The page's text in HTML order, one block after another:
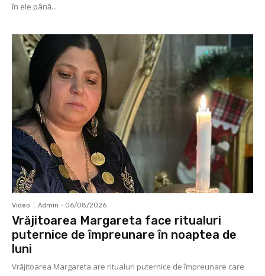
în ele până...
Video Admin - 06/08/2026
Vrăjitoarea Margareta face ritualuri
puternice de împreunare în noaptea de
luni
Vrăjitoarea Margareta are ritualuri puternice de împreunare care